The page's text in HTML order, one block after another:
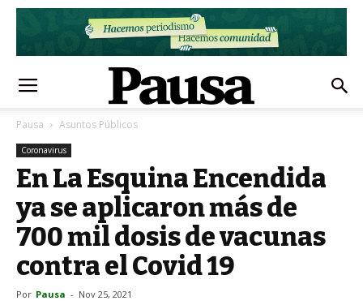
Pausa Asuntos Públicos
Coronavirus
En La Esquina Encendida
ya se aplicaron más de
700 mil dosis de vacunas
contra el Covid 19
Por Pausa - Nov 25, 2021